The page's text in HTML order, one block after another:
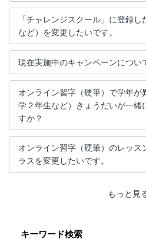
「チャレンジスクール」に登録
など）を変更したいです。
現在実施中のキャンペーンについ
オンライン習字（硬筆）で学年が
学２年生など）きょうだいが一緒
すか？
オンライン習字（硬筆）のレッス
ラスを変更したいです。
もっと見
キーワード検索